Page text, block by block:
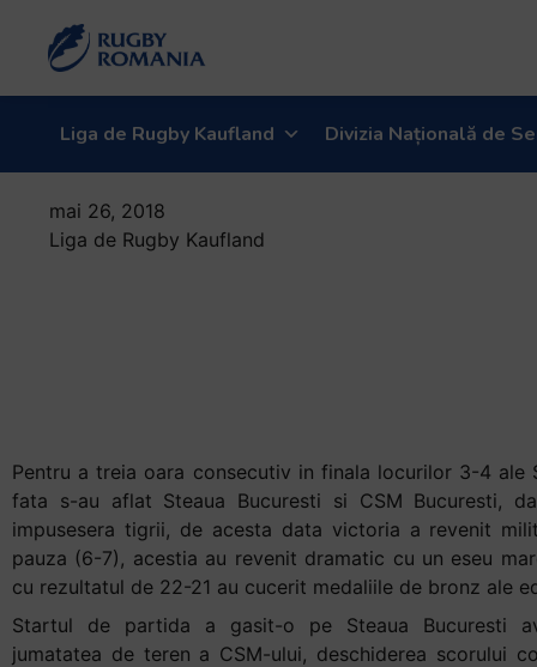
Liga de Rugby Kaufland Divizia Națională de
mai 26, 2018
Liga de Rugby Kaufland
Pentru a treia oara consecutiv in finala locurilor 3-4 ale
fata s-au aflat Steaua Bucuresti si CSM Bucuresti,
impusesera tigrii, de acesta data victoria a revenit
pauza (6-7), acestia au revenit dramatic cu un eseu
cu rezultatul de 22-21 au cucerit medaliile de bronz ale
Startul de partida a gasit-o pe Steaua Bucuresti
jumatatea de teren a CSM-ului, deschiderea scorului